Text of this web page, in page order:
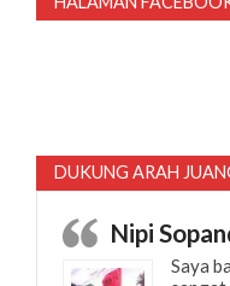
DUKUNG ARAH
Nipi
Saya